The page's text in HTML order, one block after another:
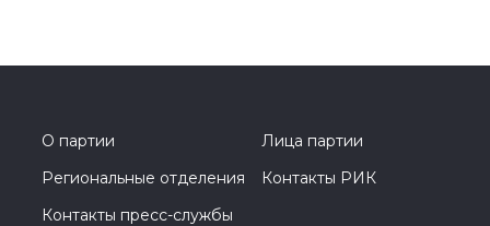
О партии
Лица партии
Региональные отделения
Контакты РИК
Контакты пресс-службы